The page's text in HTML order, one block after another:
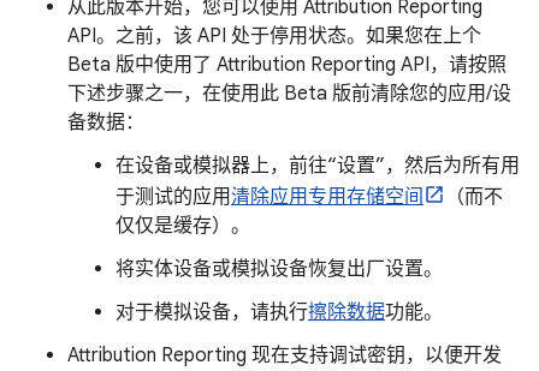
从此版本开始，您可以使用 Attribution Reporting
API。之前，该 API 处于停用状态。如果您在上个
Beta 版中使用了 Attribution Reporting API，请按照
下述步骤之一，在使用此 Beta 版前清除您的应用/设
备数据：
在设备或模拟器上，前往“设置”，然后为所有用
于测试的应用清除应用专用存储空间
（而不
仅仅是缓存）。
将实体设备或模拟设备恢复出厂设置。
对于模拟设备，请执行擦除数据功能。
Attribution Reporting 现在支持调试密钥，以便开发